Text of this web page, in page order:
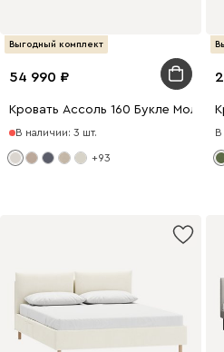
Выгодный комплект
54 990
Кровать Ассоль 160 Букле
В наличии: 3 шт.
+93
В